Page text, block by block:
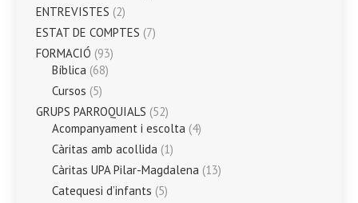
ENTREVISTES (2)
ESTAT DE COMPTES (7)
FORMACIÓ (93)
Bíblica (68)
Cursos (5)
GRUPS PARROQUIALS (52)
Acompanyament i escolta (4)
Càritas amb acollida (1)
Càritas UPA Pilar-Magdalena (13)
Catequesi d’infants (5)